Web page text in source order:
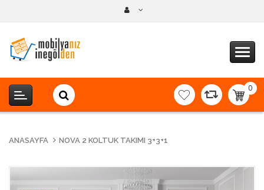
0
-
ANASAYFA NOVA 2 KOLTUK TAKIMI 3+3+1